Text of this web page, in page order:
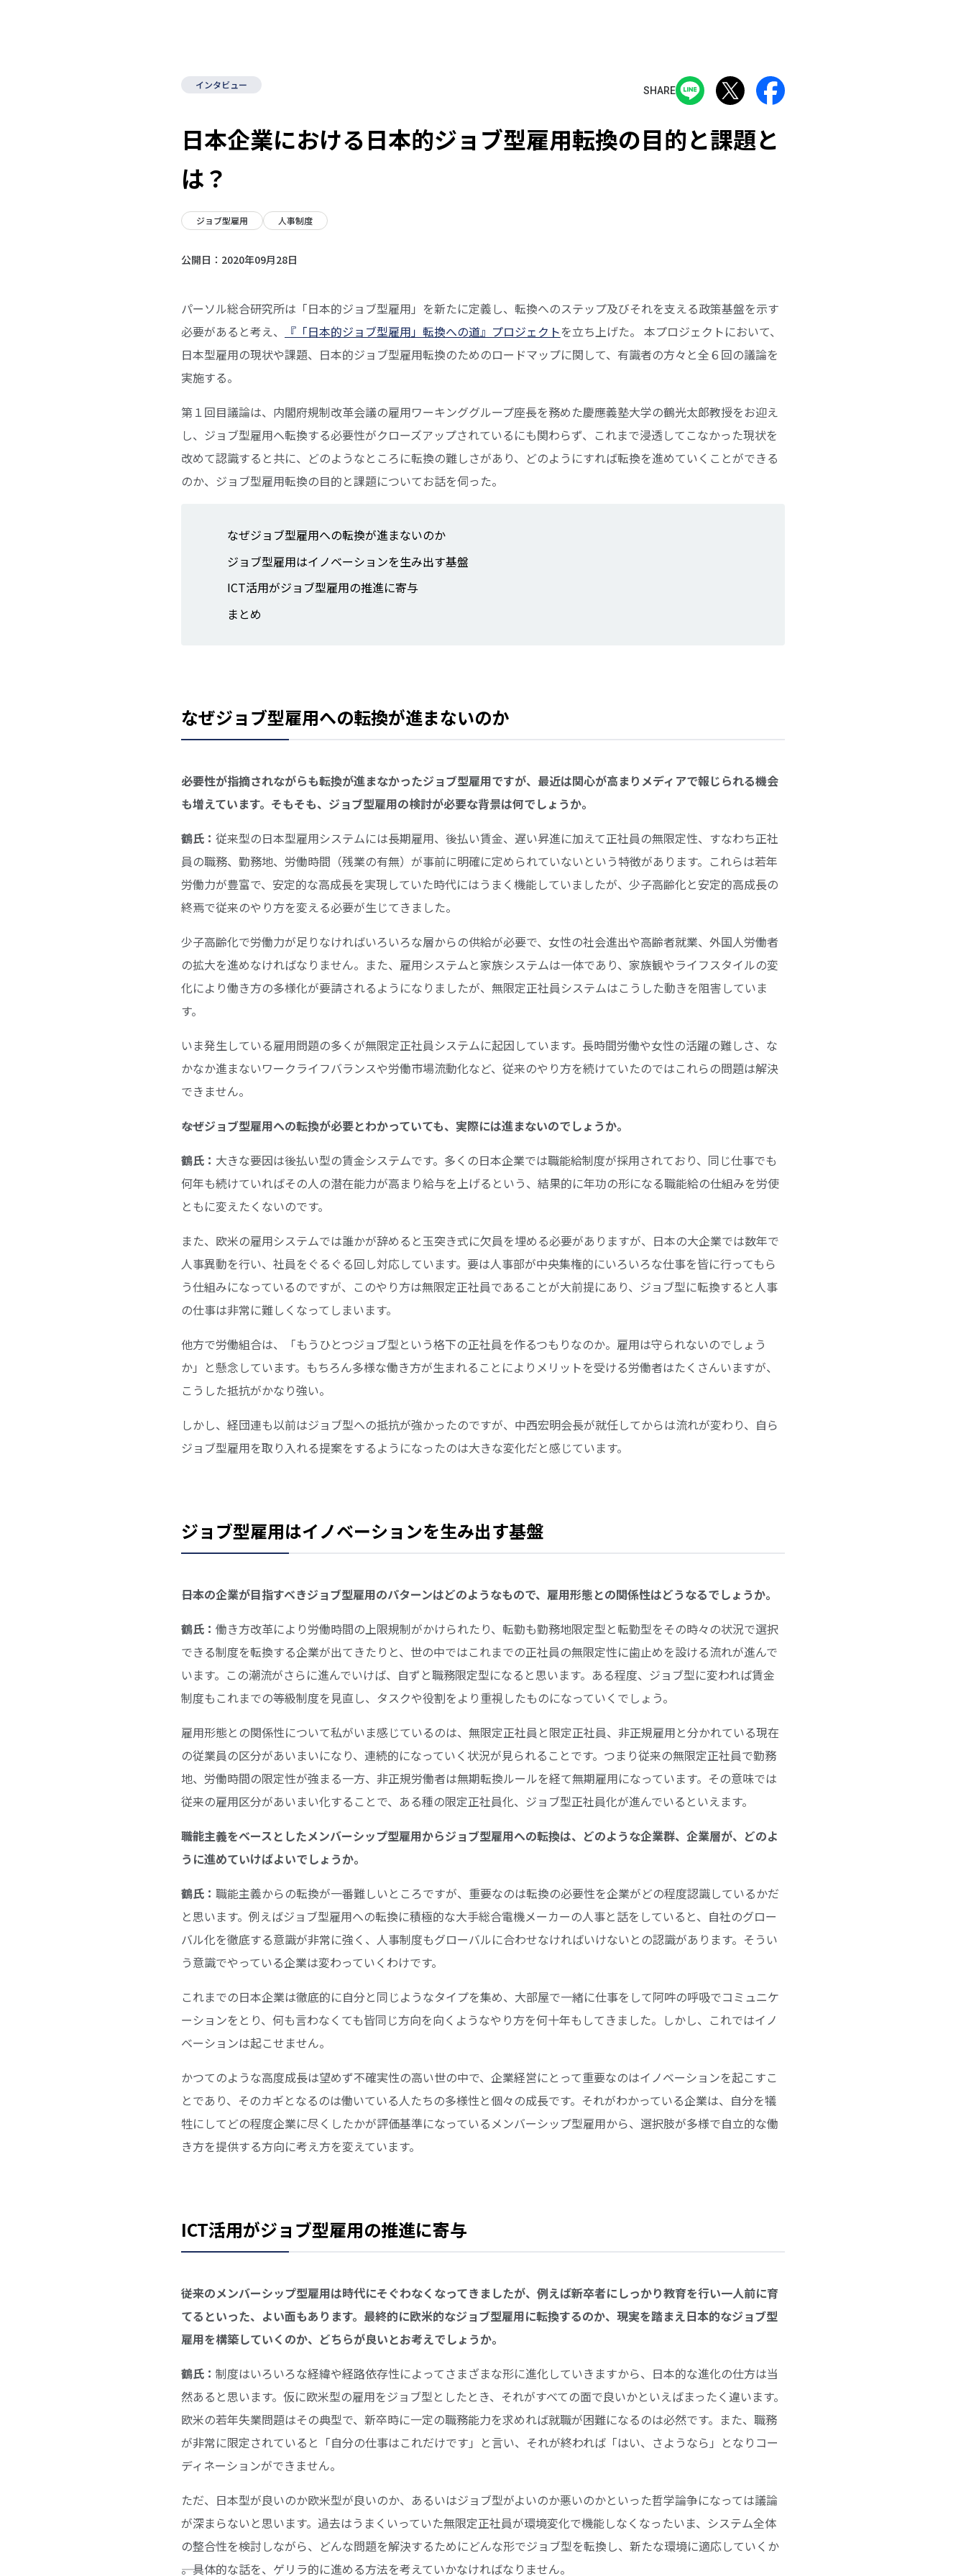
インタビュー SHARE
日本企業における日本的ジョブ型雇用転換の目的と課題と
は？
ジョブ型雇用 人事制度
公開日： 2020年09月28日
パーソル総合研究所は「日本的ジョブ型雇用」を新たに定義し、転換へのステップ及びそれを支える政策基盤を示す
必要があると考え、
『「日本的ジョブ型雇用」転換への道』プロジェクトを立ち上げた。 本プロジェクトにおいて、
日本型雇用の現状や課題、日本的ジョブ型雇用転換のためのロードマップに関して、有識者の方々と全６回の議論を
実施する。
第１回目議論は、内閣府規制改革会議の雇用ワーキンググループ座長を務めた慶應義塾大学の鶴光太郎教授をお迎え
し、ジョブ型雇用へ転換する必要性がクローズアップされているにも関わらず、これまで浸透してこなかった現状を
改めて認識すると共に、どのようなところに転換の難しさがあり、どのようにすれば転換を進めていくことができる
のか、ジョブ型雇用転換の目的と課題についてお話を伺った。
なぜジョブ型雇用への転換が進まないのか
ジョブ型雇用はイノベーションを生み出す基盤
ICT活用がジョブ型雇用の推進に寄与
まとめ
なぜジョブ型雇用への転換が進まないのか
――必要性が指摘されながらも転換が進まなかったジョブ型雇用ですが、最近は関心が高まりメディアで報じられる機会
も増えています。そもそも、ジョブ型雇用の検討が必要な背景は何でしょうか。
鶴氏： 従来型の日本型雇用システムには長期雇用、後払い賃金、遅い昇進に加えて正社員の無限定性、すなわち正社
員の職務、勤務地、労働時間（残業の有無）が事前に明確に定められていないという特徴があります。これらは若年
労働力が豊富で、安定的な高成長を実現していた時代にはうまく機能していましたが、少子高齢化と安定的高成長の
終焉で従来のやり方を変える必要が生じてきました。
少子高齢化で労働力が足りなければいろいろな層からの供給が必要で、女性の社会進出や高齢者就業、外国人労働者
の拡大を進めなければなりません。また、雇用システムと家族システムは一体であり、家族観やライフスタイルの変
化により働き方の多様化が要請されるようになりましたが、無限定正社員システムはこうした動きを阻害していま
す。
いま発生している雇用問題の多くが無限定正社員システムに起因しています。長時間労働や女性の活躍の難しさ、な
かなか進まないワークライフバランスや労働市場流動化など、従来のやり方を続けていたのではこれらの問題は解決
できません。
――なぜジョブ型雇用への転換が必要とわかっていても、実際には進まないのでしょうか。
鶴氏： 大きな要因は後払い型の賃金システムです。多くの日本企業では職能給制度が採用されており、同じ仕事でも
何年も続けていればその人の潜在能力が高まり給与を上げるという、結果的に年功の形になる職能給の仕組みを労使
ともに変えたくないのです。
また、欧米の雇用システムでは誰かが辞めると玉突き式に欠員を埋める必要がありますが、日本の大企業では数年で
人事異動を行い、社員をぐるぐる回し対応しています。要は人事部が中央集権的にいろいろな仕事を皆に行ってもら
う仕組みになっているのですが、このやり方は無限定正社員であることが大前提にあり、ジョブ型に転換すると人事
の仕事は非常に難しくなってしまいます。
他方で労働組合は、「もうひとつジョブ型という格下の正社員を作るつもりなのか。雇用は守られないのでしょう
か」と懸念しています。もちろん多様な働き方が生まれることによりメリットを受ける労働者はたくさんいますが、
こうした抵抗がかなり強い。
しかし、経団連も以前はジョブ型への抵抗が強かったのですが、中西宏明会長が就任してからは流れが変わり、自ら
ジョブ型雇用を取り入れる提案をするようになったのは大きな変化だと感じています。
ジョブ型雇用はイノベーションを生み出す基盤
――日本の企業が目指すべきジョブ型雇用のパターンはどのようなもので、雇用形態との関係性はどうなるでしょうか。
鶴氏： 働き方改革により労働時間の上限規制がかけられたり、転勤も勤務地限定型と転勤型をその時々の状況で選択
できる制度を転換する企業が出てきたりと、世の中ではこれまでの正社員の無限定性に歯止めを設ける流れが進んで
います。この潮流がさらに進んでいけば、自ずと職務限定型になると思います。ある程度、ジョブ型に変われば賃金
制度もこれまでの等級制度を見直し、タスクや役割をより重視したものになっていくでしょう。
雇用形態との関係性について私がいま感じているのは、無限定正社員と限定正社員、非正規雇用と分かれている現在
の従業員の区分があいまいになり、連続的になっていく状況が見られることです。つまり従来の無限定正社員で勤務
地、労働時間の限定性が強まる一方、非正規労働者は無期転換ルールを経て無期雇用になっています。その意味では
従来の雇用区分があいまい化することで、ある種の限定正社員化、ジョブ型正社員化が進んでいるといえます。
――職能主義をベースとしたメンバーシップ型雇用からジョブ型雇用への転換は、どのような企業群、企業層が、どのよ
うに進めていけばよいでしょうか。
鶴氏： 職能主義からの転換が一番難しいところですが、重要なのは転換の必要性を企業がどの程度認識しているかだ
と思います。例えばジョブ型雇用への転換に積極的な大手総合電機メーカーの人事と話をしていると、自社のグロー
バル化を徹底する意識が非常に強く、人事制度もグローバルに合わせなければいけないとの認識があります。そうい
う意識でやっている企業は変わっていくわけです。
これまでの日本企業は徹底的に自分と同じようなタイプを集め、大部屋で一緒に仕事をして阿吽の呼吸でコミュニケ
ーションをとり、何も言わなくても皆同じ方向を向くようなやり方を何十年もしてきました。しかし、これではイノ
ベーションは起こせません。
かつてのような高度成長は望めず不確実性の高い世の中で、企業経営にとって重要なのはイノベーションを起こすこ
とであり、そのカギとなるのは働いている人たちの多様性と個々の成長です。それがわかっている企業は、自分を犠
牲にしてどの程度企業に尽くしたかが評価基準になっているメンバーシップ型雇用から、選択肢が多様で自立的な働
き方を提供する方向に考え方を変えています。
ICT活用がジョブ型雇用の推進に寄与
――従来のメンバーシップ型雇用は時代にそぐわなくなってきましたが、例えば新卒者にしっかり教育を行い一人前に育
てるといった、よい面もあります。最終的に欧米的なジョブ型雇用に転換するのか、現実を踏まえ日本的なジョブ型
雇用を構築していくのか、どちらが良いとお考えでしょうか。
鶴氏： 制度はいろいろな経緯や経路依存性によってさまざまな形に進化していきますから、日本的な進化の仕方は当
然あると思います。仮に欧米型の雇用をジョブ型としたとき、それがすべての面で良いかといえばまったく違います。
欧米の若年失業問題はその典型で、新卒時に一定の職務能力を求めれば就職が困難になるのは必然です。また、職務
が非常に限定されていると「自分の仕事はこれだけです」と言い、それが終われば「はい、さようなら」となりコー
ディネーションができません。
ただ、日本型が良いのか欧米型が良いのか、あるいはジョブ型がよいのか悪いのかといった哲学論争になっては議論
が深まらないと思います。過去はうまくいっていた無限定正社員が環境変化で機能しなくなったいま、システム全体
の整合性を検討しながら、どんな問題を解決するためにどんな形でジョブ型を転換し、新たな環境に適応していくか
――。具体的な話を、ゲリラ的に進める方法を考えていかなければなりません。